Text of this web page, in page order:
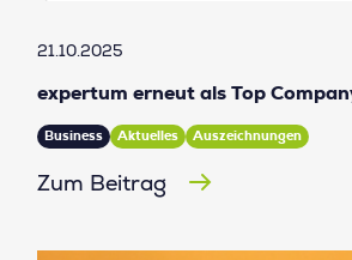
21.10.2025
expertum erneut als Top
Business Aktuelles Auszeichnungen
Zum Beitrag